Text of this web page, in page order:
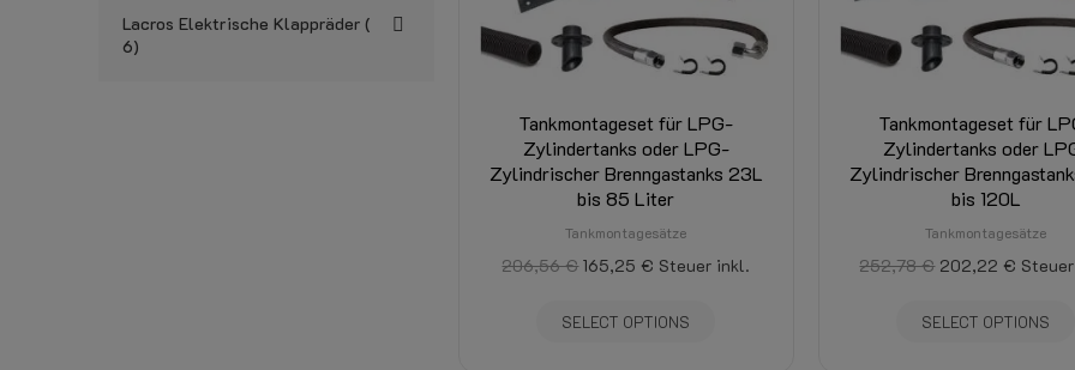
Lacros Elektrische Klappräder
6
Tankmontageset für LPG-
Zylindertanks oder LPG-
Zylindrischer Brenngastanks 23L
bis 85 Liter
Tankmontagesätze
206,56 € 165,25 € Steuer inkl.
SELECT OPTIONS
Tankmontageset für
Zylindertanks oder
Zylindrischer
bis 120L
Tankmontagesätze
252,78 € 202,22 €
SELECT OPTIONS